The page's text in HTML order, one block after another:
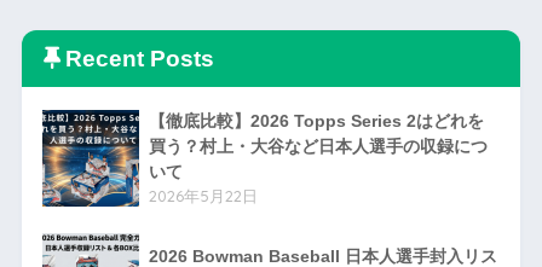
Recent Posts
【徹底比較】2026 Topps Series 2はどれを
買う？村上・大谷など日本人選手の収録につ
いて
2026年5月22日
2026 Bowman Baseball 日本人選手封入リス